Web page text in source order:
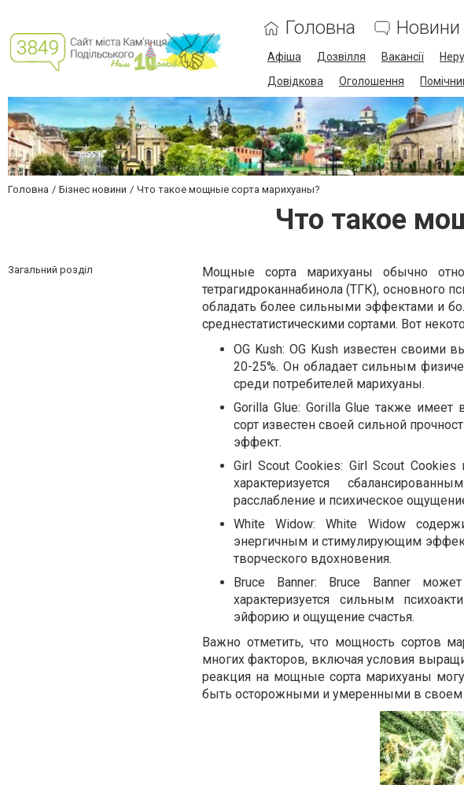
Головна Новини
Афіша Дозвілля Вакансії
Довідкова
Оголошення
Головна Бізнес новини Что такое мощные сорта марихуаны?
Что такое
Загальний розділ
Мощные сорта марихуаны обычно
тетрагидроканнабинола (ТГК), основного
обладать более сильными эффектами и
среднестатистическими сортами. Вот
OG Kush: OG Kush известен
20-25%. Он обладает сильным
среди потребителей марихуаны.
Gorilla Glue: Gorilla Glue также
сорт известен своей сильной
эффект.
Girl Scout Cookies: Girl Scout
характеризуется
расслабление и психическое
White Widow: White Widow
энергичным и стимулирующим
творческого вдохновения.
Bruce Banner: Bruce Banner
характеризуется сильным
эйфорию и ощущение счастья.
Важно отметить, что мощность сортов
многих факторов, включая условия
реакция на мощные сорта марихуаны
быть осторожными и умеренными в своем